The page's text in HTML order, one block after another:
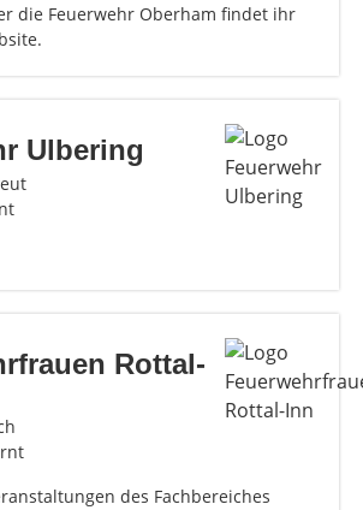
die Feuerwehr Oberham findet ihr
Ulbering
Rottal-
des Fachbereiches